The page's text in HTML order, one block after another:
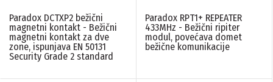
Paradox DCTXP2 bežični
magnetni kontakt - Bežični
magnetni kontakt za dve
zone, ispunjava EN 50131
Security Grade 2 standard
Paradox RPT1+ REPEATER
433MHz - Bežični ripiter
modul, povećava domet
bežične komunikacije